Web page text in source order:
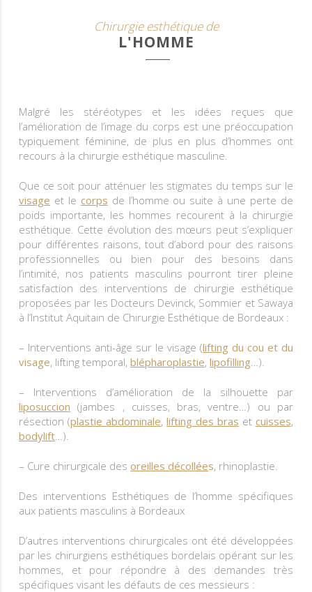
Chirurgie esthétique de
L'HOMME
Malgré les stéréotypes et les idées reçues que
l’amélioration de l’image du corps est une préoccupation
typiquement féminine, de plus en plus d’hommes ont
recours à la chirurgie esthétique masculine.
Que ce soit pour atténuer les stigmates du temps sur le
visage et le corps de l’homme ou suite à une perte de
poids importante, les hommes recourent à la chirurgie
esthétique. Cette évolution des mœurs peut s’expliquer
pour différentes raisons, tout d’abord pour des raisons
professionnelles ou bien pour des besoins dans
l’intimité, nos patients masculins pourront tirer pleine
satisfaction des interventions de chirurgie esthétique
proposées par les Docteurs Devinck, Sommier et Sawaya
à l’Institut Aquitain de Chirurgie Esthétique de Bordeaux :
– Interventions anti-âge sur le visage (lifting du cou et du
visage, lifting temporal,blépharoplastie,lipofilling…).
– Interventions d’amélioration de la silhouette par
liposuccion (jambes , cuisses, bras, ventre…) ou par
résection (plastie abdominale,lifting des bras et cuisses,
bodylift…).
– Cure chirurgicale desoreilles décollées, rhinoplastie.
Des interventions Esthétiques de l’homme spécifiques
aux patients masculins à Bordeaux
D’autres interventions chirurgicales ont été développées
par les chirurgiens esthétiques bordelais opérant sur les
hommes, et pour répondre à des demandes très
spécifiques visant les défauts de ces messieurs :